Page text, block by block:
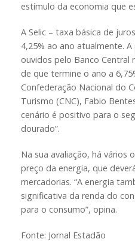
estímulo da economia que
A Selic – taxa básica de
4,25% ao ano atualmente.
ouvidos pelo Banco Central
de que termine o ano a
Confederação Nacional do
Turismo (CNC), Fabio
cenário é positivo para o
dourado”.
Na sua avaliação, há vários
preço da energia, que
mercadorias. “A energia
significativa da renda do
para o consumo”, opina.
Fonte: Jornal Estadão